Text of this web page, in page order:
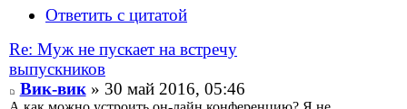
Ответить с цитатой
Re: Муж не пускает на встречу
выпускников
Вик-вик» 30 май 2016, 05:46